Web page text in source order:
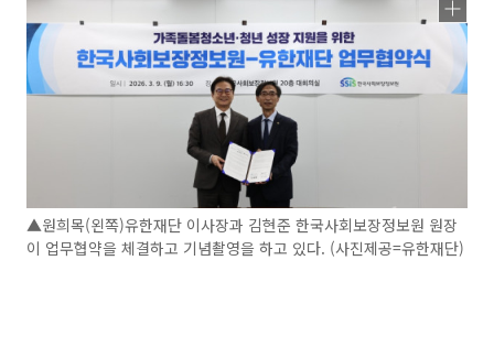
▲원희목(왼쪽)유한재단 이사장과 김현준 한국사회보장정보원 원장
이 업무협약을 체결하고 기념촬영을 하고 있다. (사진제공=유한재단)